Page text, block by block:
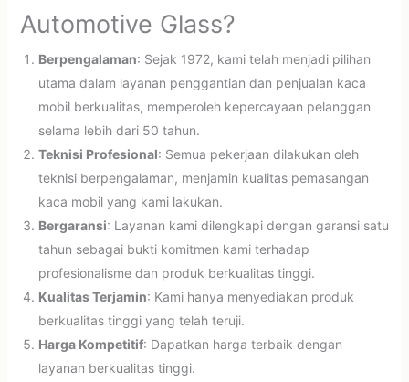
Automotive Glass?
Berpengalaman: Sejak 1972, kami telah menjadi pilihan
utama dalam layanan penggantian dan penjualan kaca
mobil berkualitas, memperoleh kepercayaan pelanggan
selama lebih dari 50 tahun.
Teknisi Profesional: Semua pekerjaan dilakukan oleh
teknisi berpengalaman, menjamin kualitas pemasangan
kaca mobil yang kami lakukan.
Bergaransi: Layanan kami dilengkapi dengan garansi satu
tahun sebagai bukti komitmen kami terhadap
profesionalisme dan produk berkualitas tinggi.
Kualitas Terjamin: Kami hanya menyediakan produk
berkualitas tinggi yang telah teruji.
Harga Kompetitif: Dapatkan harga terbaik dengan
layanan berkualitas tinggi.